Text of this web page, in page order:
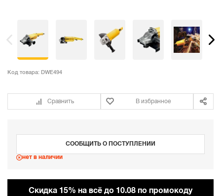
Код товара: DWE494
Сравнить В избранное
СООБЩИТЬ О ПОСТУПЛЕНИИ
нет в наличии
Cкидка 15% на всё до 10.08 по промокоду